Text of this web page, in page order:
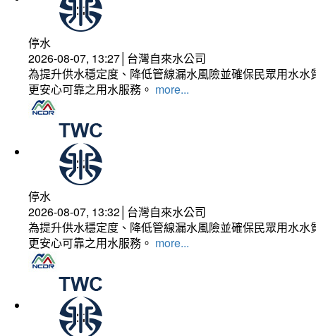
停水
2026-08-07, 13:27│台灣自來水公司
為提升供水穩定度、降低管線漏水風險並確保民眾用水
更安心可靠之用水服務。 more...
停水
2026-08-07, 13:32│台灣自來水公司
為提升供水穩定度、降低管線漏水風險並確保民眾用水
更安心可靠之用水服務。 more...